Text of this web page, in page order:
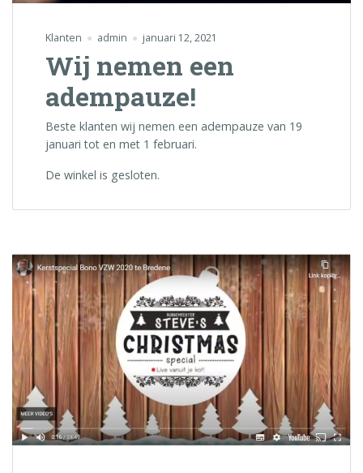
Klanten admin januari 12, 2021
Wij nemen een
adempauze!
Beste klanten wij nemen een adempauze van 19
januari tot en met 1 februari.
De winkel is gesloten.